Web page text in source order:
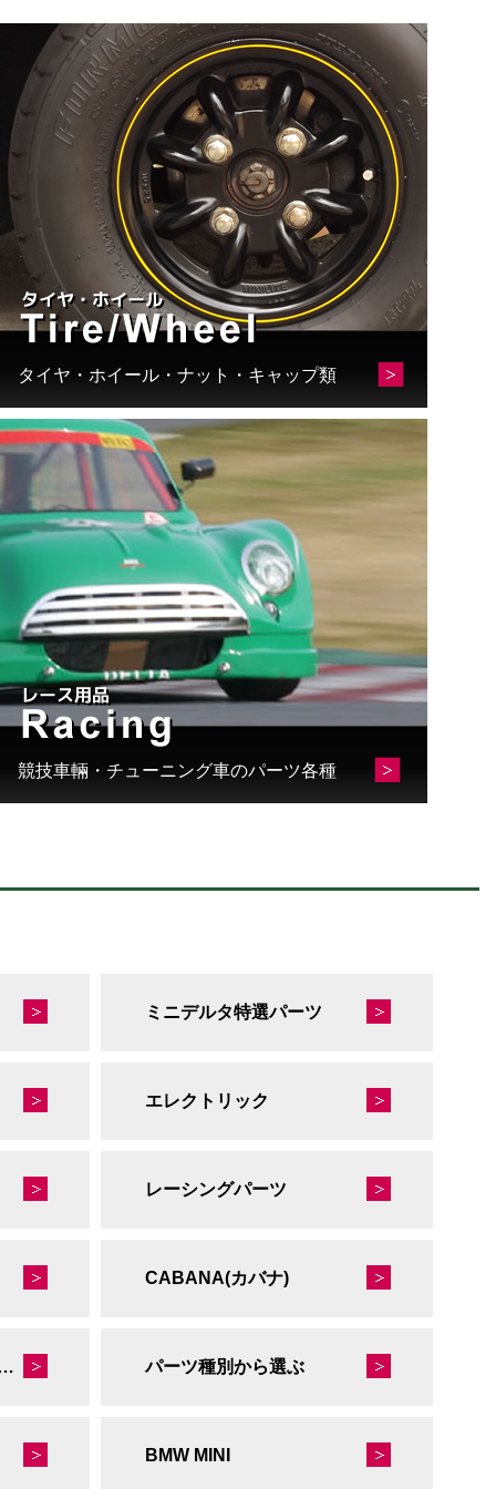
プ
シ
ョ
ン
は
商
品
ペ
ー
ジ
か
ら
で
ま
す
タイヤ・ホイール・ナット・キャップ類
競技車輛・チューニング車のパーツ各種
ミニデルタ特選パーツ
エレクトリック
レーシングパーツ
CABANA(カバナ)
ーシングコレクション パーツ種別から選ぶ
BMW MINI